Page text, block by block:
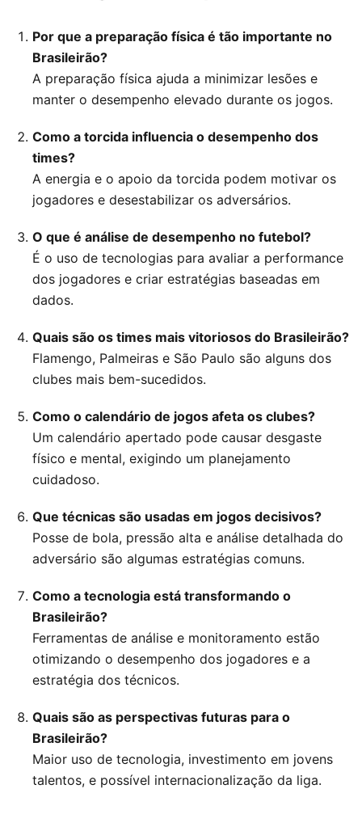
Por que a preparação física é tão importante no
Brasileirão?
A preparação física ajuda a minimizar lesões e
manter o desempenho elevado durante os jogos.
Como a torcida influencia o desempenho dos
times?
A energia e o apoio da torcida podem motivar os
jogadores e desestabilizar os adversários.
O que é análise de desempenho no futebol?
É o uso de tecnologias para avaliar a performance
dos jogadores e criar estratégias baseadas em
dados.
Quais são os times mais vitoriosos do Brasileirão?
Flamengo, Palmeiras e São Paulo são alguns dos
clubes mais bem-sucedidos.
Como o calendário de jogos afeta os clubes?
Um calendário apertado pode causar desgaste
físico e mental, exigindo um planejamento
cuidadoso.
Que técnicas são usadas em jogos decisivos?
Posse de bola, pressão alta e análise detalhada do
adversário são algumas estratégias comuns.
Como a tecnologia está transformando o
Brasileirão?
Ferramentas de análise e monitoramento estão
otimizando o desempenho dos jogadores e a
estratégia dos técnicos.
Quais são as perspectivas futuras para o
Brasileirão?
Maior uso de tecnologia, investimento em jovens
talentos, e possível internacionalização da liga.